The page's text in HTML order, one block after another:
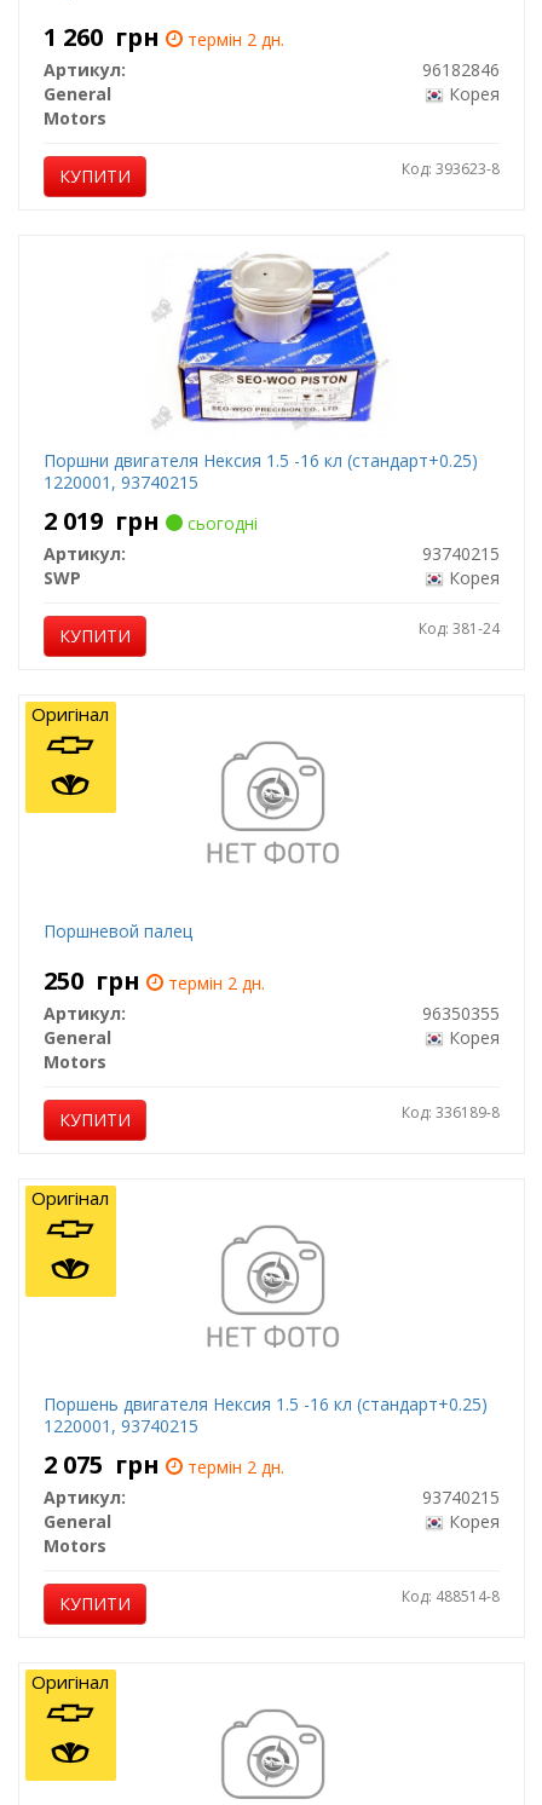
1 260 грн
термін 2 дн.
Артикул:
96182846
General
Motors
Корея
КУПИТИ Код: 393623-8
Поршни двигателя Нексия 1.5 -16 кл (стандарт+0.25)
1220001, 93740215
2 019 грн
сьогодні
Артикул:
93740215
SWP
Корея
КУПИТИ Код: 381-24
Поршневой палец
250 грн
термін 2 дн.
Артикул:
96350355
General
Motors
Корея
КУПИТИ Код: 336189-8
Оригінал
Поршень двигателя Нексия 1.5 -16 кл (стандарт+0.25)
1220001, 93740215
2 075 грн
термін 2 дн.
Артикул:
93740215
General
Motors
Корея
КУПИТИ Код: 488514-8
Оригінал
Оригінал